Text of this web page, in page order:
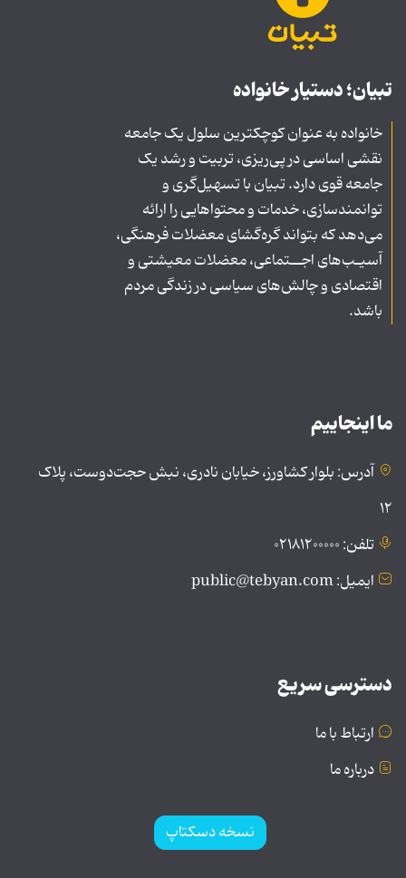
تبیان؛ دستیار خانواده
خانواده به عنوان کوچکترین سلول یک جامعه
نقشی اساسی در پی‌ریزی، تربیت و رشد یک
جامعه قوی دارد. تبیان با تسهیل‌گری و
توانمندسازی، خدمات و محتواهایی را ارائه
می‌دهد که بتواند گره‌گشای معضلات فرهنگی،
آسیـب‌های اجــتماعی، معضلات معیشتی و
اقتصادی و چالش‌های سیاسی در زندگی مردم
باشد.
ما اینجاییم
آدرس: بلوار کشاورز، خیابان نادری، نبش حجت‌دوست، پلاک
۱۲
تلفن: ۰۲۱۸۱۲۰۰۰۰۰
ایمیل: public@tebyan.com
دسترسی سریع
ارتباط با ما
درباره ما
نسخه دسکتاپ